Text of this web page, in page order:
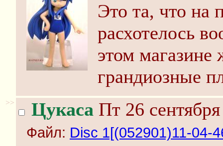
Это та, что на
расхотелось
этом
грандиозные
>> Цукаса Пт 26
Файл: Disc 1[(052901)11-04-